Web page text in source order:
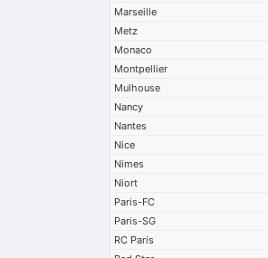
Marseille
Metz
Monaco
Montpellier
Mulhouse
Nancy
Nantes
Nice
Nimes
Niort
Paris-FC
Paris-SG
RC Paris